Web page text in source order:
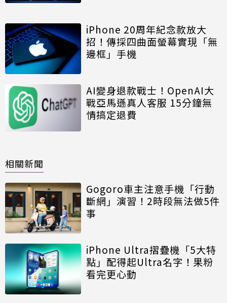
iPhone 20周年紀念款放大
招！傳採四曲面螢幕實現「無
邊框」手機
AI變身退款戰士！OpenAI大
戰亞馬遜真人客服 15分鐘無
情搞定退費
相關新聞
Gogoro車主注意手機「行動
斷網」演習！2時段無法做5件
事
iPhone Ultra摺疊機「5大特
點」配得起Ultra名字！果粉
看完更心動